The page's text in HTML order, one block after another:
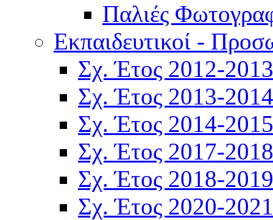
Παλιές
Εκπαιδευτικοί -
Σχ. Έτος 2012-2013
Σχ. Έτος 2013-2014
Σχ. Έτος 2014-2015
Σχ. Έτος 2017-2018
Σχ. Έτος 2018-2019
Σχ. Έτος 2020-2021